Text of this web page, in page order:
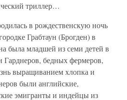
триллер…
в рождественскую ночь
Грабтаун (Брогден) в
была младшей из семи детей в
бедных фермеров,
выращиванием хлопка и
были английские,
эмигранты и индейцы из